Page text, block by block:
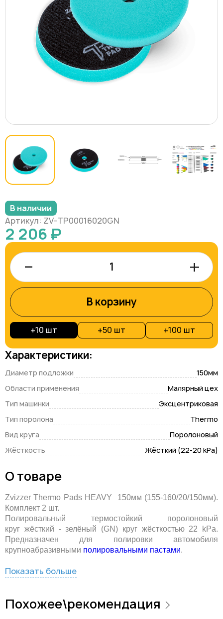
В наличии
Артикул: ZV-TP00016020GN
2 206 ₽
– +
В корзину
+10 шт +50 шт +100 шт
Характеристики:
Диаметр подложки
150мм
Области применения
Малярный цех
Тип машинки
Эксцентриковая
Тип поролона
Thermo
Вид круга
Поролоновый
Жёсткость
Жёсткий (22-20 kPa)
О товаре
Zvizzer Thermo Pads HEAVY 150мм (155-160/20/150мм).
Комплект 2 шт.
Полировальный термостойкий поролоновый
круг жёсткий -зелёный (GN) круг жёсткостью 22 kPa.
Предназначен для полировки автомобиля
крупноабразивными полировальными пастами.
Показать больше
Похожее\рекомендация